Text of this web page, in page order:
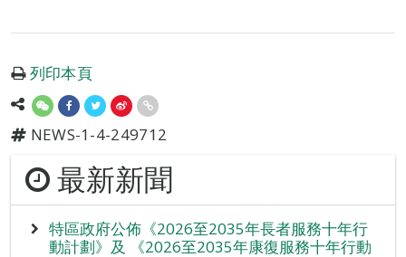
列印本頁
NEWS-1-4-249712
最新新聞
特區政府公佈《2026至2035年長者服務十年行
動計劃》及 《2026至2035年康復服務十年行動